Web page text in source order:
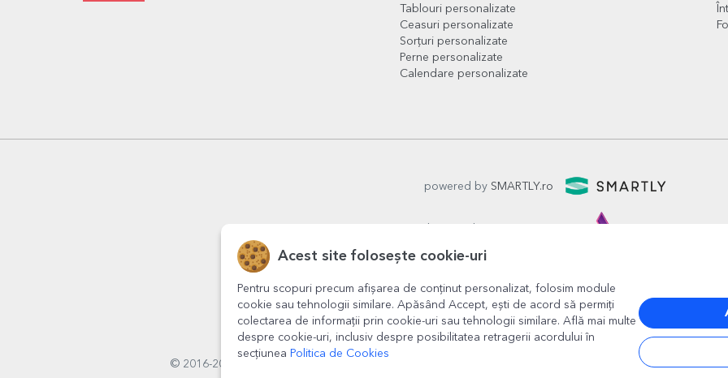
Tablouri personalizate
Ceasuri personalizate
Sorțuri personalizate
Perne personalizate
Calendare personalizate
powered by SMARTLY.ro
© 2016-2026 Sector 1, cod
Acest site folosește cookie-uri
Pentru scopuri precum afișarea de conținut personalizat, folosim module
cookie sau tehnologii similare. Apăsând Accept, ești de acord să permiți
colectarea de informații prin cookie-uri sau tehnologii similare. Află mai multe
despre cookie-uri, inclusiv despre posibilitatea retragerii acordului în
secțiunea Politica de Cookies